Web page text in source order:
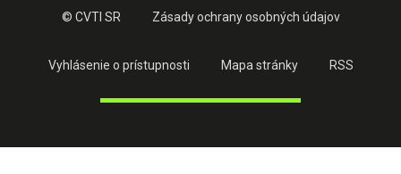
© CVTI SR Zásady ochrany osobných údajov
Vyhlásenie o prístupnosti Mapa stránky RSS